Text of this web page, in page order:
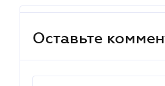
Оставьте